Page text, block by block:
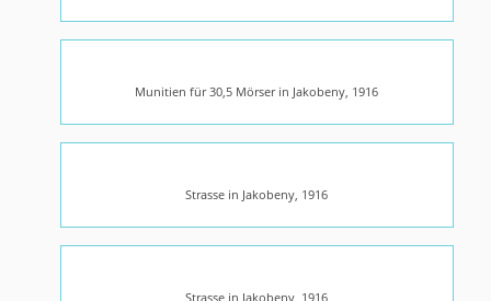
Munitien für 30,5 Mörser in Jakobeny, 1916
Strasse in Jakobeny, 1916
Strasse in Jakobeny, 1916